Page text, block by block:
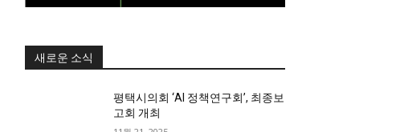
새로운 소식
평택시의회 ‘AI 정책연구회’, 최종보
고회 개최